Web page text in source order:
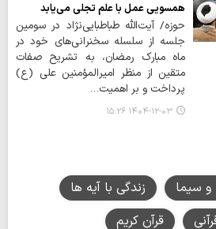
همسویی عمل با علم تجلی می‌یابد
حوزه/ آیت‌الله طباطبایی‌نژاد در سومین
جلسه از سلسله سخنرانی‌های خود در
ماه مبارک رمضان، به تشریح صفات
متقین از منظر امیرالمؤمنین علی (ع)
پرداخت و بر اهمیت…
۱۴۰۴-۱۲-۰۳ ۱۵:۲۶
سیما
زندگی با آیه ها
قرآن کریم